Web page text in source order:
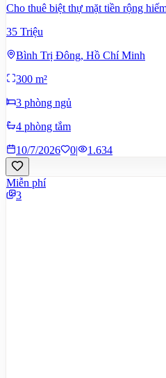
Cho thuê biệt thự mặt tiền rộng
35 Triệu
Bình Trị Đông, Hồ Chí Minh
300 m²
3 phòng ngủ
4 phòng tắm
10/7/2026
0| 1.634
Miễn phí
3